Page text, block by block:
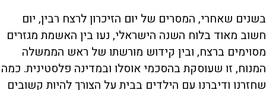
בשנים שאחרי, המסרים של יום הזיכרון לרצח רבין, יום
חשוב מאוד בלוח השנה הישראלי, נעו בין האשמת מגזרים
מסוימים ברצח, ובין קידוש מורשתו של ראש הממשלה
המנוח, זו שעוסקת בהסכמי אוסלו ובמדינה פלסטינית. כמה
שחזרנו ודיברנו עם הילדים בבית על הצורך להיות קשובים